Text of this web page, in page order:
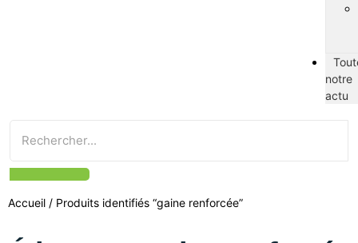
notre
actu
Accueil / Produits identifiés “gaine renforcée”